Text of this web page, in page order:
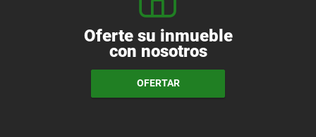
Oferte su inmueble
con nosotros
OFERTAR